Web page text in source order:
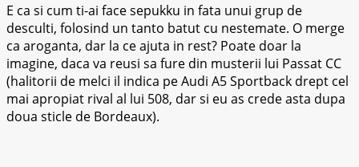
E ca si cum ti-ai face sepukku in fata unui grup de
desculti, folosind un tanto batut cu nestemate. O merge
ca aroganta, dar la ce ajuta in rest? Poate doar la
imagine, daca va reusi sa fure din musterii lui Passat CC
(halitorii de melci il indica pe Audi A5 Sportback drept cel
mai apropiat rival al lui 508, dar si eu as crede asta dupa
doua sticle de Bordeaux).